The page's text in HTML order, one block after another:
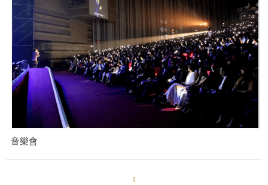
音樂會
1